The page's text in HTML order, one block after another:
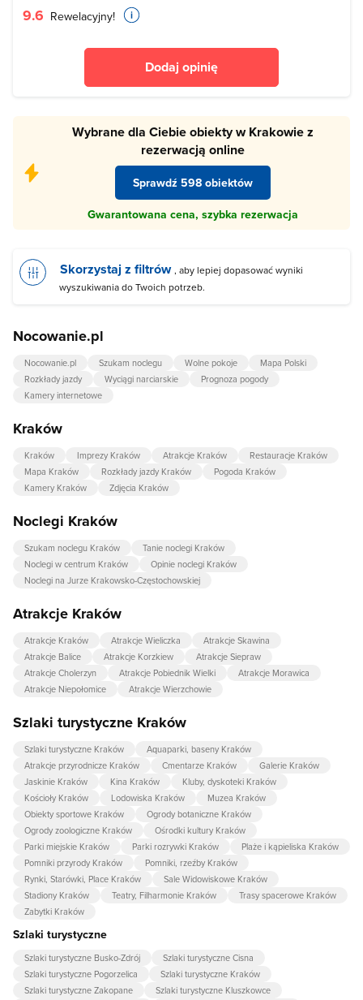
9.6 Rewelacyjny!
Dodaj opinię
Wybrane dla Ciebie obiekty w Krakowie z
rezerwacją online
Sprawdź 598 obiektów
Gwarantowana cena, szybka rezerwacja
Skorzystaj z filtrów , aby lepiej dopasować wyniki
wyszukiwania do Twoich potrzeb.
Nocowanie.pl
Nocowanie.pl Szukam noclegu Wolne pokoje
Mapa Polski
Rozkłady jazdy
Wyciągi narciarskie
Prognoza pogody
Kamery internetowe
Kraków
Kraków Imprezy Kraków Atrakcje Kraków
Restauracje Kraków
Mapa Kraków
Rozkłady jazdy Kraków
Pogoda Kraków
Kamery Kraków
Zdjęcia Kraków
Noclegi Kraków
Szukam noclegu Kraków
Tanie noclegi Kraków
Noclegi w centrum Kraków
Opinie noclegi Kraków
Noclegi na Jurze Krakowsko-Częstochowskiej
Atrakcje Kraków
Atrakcje Kraków Atrakcje Wieliczka
Atrakcje Skawina
Atrakcje Balice
Atrakcje Korzkiew
Atrakcje Siepraw
Atrakcje Cholerzyn
Atrakcje Pobiednik Wielki
Atrakcje Morawica
Atrakcje Niepołomice
Atrakcje Wierzchowie
Szlaki turystyczne Kraków
Szlaki turystyczne Kraków
Aquaparki, baseny Kraków
Atrakcje przyrodnicze Kraków
Cmentarze Kraków
Galerie Kraków
Jaskinie Kraków
Kina Kraków
Kluby, dyskoteki Kraków
Kościoły Kraków
Lodowiska Kraków
Muzea Kraków
Obiekty sportowe Kraków
Ogrody botaniczne Kraków
Ogrody zoologiczne Kraków
Ośrodki kultury Kraków
Parki miejskie Kraków
Parki rozrywki Kraków
Plaże i kąpieliska Kraków
Pomniki przyrody Kraków
Pomniki, rzeźby Kraków
Rynki, Starówki, Place Kraków
Sale Widowiskowe Kraków
Stadiony Kraków
Teatry, Filharmonie Kraków
Trasy spacerowe Kraków
Zabytki Kraków
Szlaki turystyczne
Szlaki turystyczne Busko-Zdrój
Szlaki turystyczne Cisna
Szlaki turystyczne Pogorzelica
Szlaki turystyczne Kraków
Szlaki turystyczne Zakopane
Szlaki turystyczne Kluszkowce